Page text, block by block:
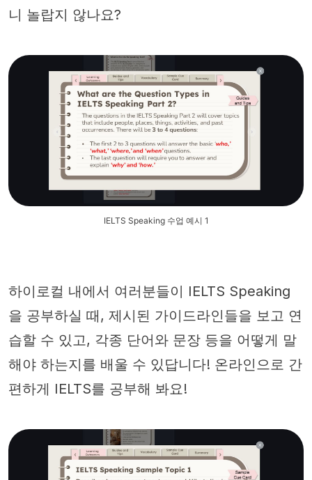
니 놀랍지 않나요?
IELTS Speaking 수업 예시 1
하이로컬 내에서 여러분들이 IELTS Speaking
을 공부하실 때, 제시된 가이드라인들을 보고 연
습할 수 있고, 각종 단어와 문장 등을 어떻게 말
해야 하는지를 배울 수 있답니다! 온라인으로 간
편하게 IELTS를 공부해 봐요!